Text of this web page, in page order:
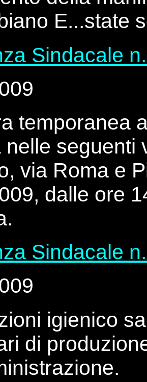
E...state
Sindacale
temporanea
nelle seguenti
via Roma e
dalle ore
Sindacale
igienico
di